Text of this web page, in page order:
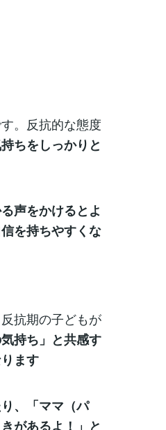
。反抗的な態度
ちをしっかりと
声をかけるとよ
を持ちやすくな
反抗期の子どもが
持ち」と共感す
ます
、「ママ（パ
があるよ！」と